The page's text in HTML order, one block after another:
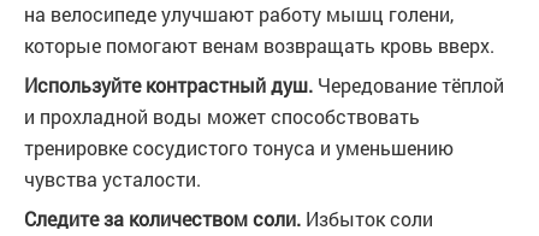
на велосипеде улучшают работу мышц голени,
которые помогают венам возвращать кровь вверх.
Используйте контрастный душ. Чередование тёплой
и прохладной воды может способствовать
тренировке сосудистого тонуса и уменьшению
чувства усталости.
Следите за количеством соли. Избыток соли